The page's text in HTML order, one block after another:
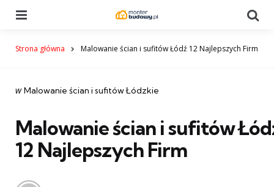
Strona główna Malowanie ścian i sufitów Łódź 12 Najlepszych Firm
Categories
post
w Malowanie ścian i sufitów Łódzkie
Malowanie ścian i sufitów
12 Najlepszych Firm